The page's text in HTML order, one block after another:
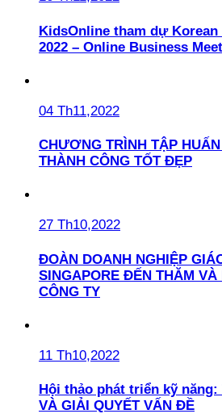
KidsOnline tham dự
2022 – Online Business
04 Th11,2022
CHƯƠNG TRÌNH TẬP
THÀNH CÔNG TỐT ĐẸP
27 Th10,2022
ĐOÀN DOANH NGHIỆP
SINGAPORE ĐẾN THĂM VÀ
CÔNG TY
11 Th10,2022
Hội thảo phát triển kỹ năng:
VÀ GIẢI QUYẾT VẤN ĐỀ